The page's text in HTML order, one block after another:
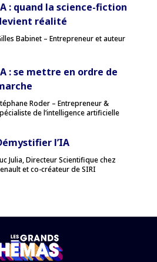
: quand la science-fiction
réalité
Babinet – Entrepreneur et auteur
: se mettre en ordre de
Roder – Entrepreneur &
de l’intelligence artificielle
l’IA
Julia, Directeur Scientifique chez
et co-créateur de SIRI